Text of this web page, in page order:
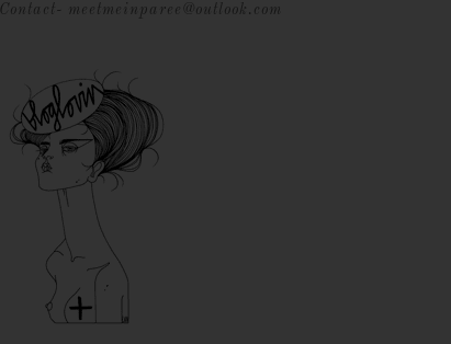
Contact- meetmeinparee@outlook.com